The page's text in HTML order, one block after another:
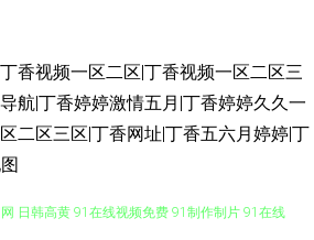
香视频一区二区|丁香视频一区二区三
航|丁香婷婷激情五月|丁香婷婷久久一
二区三区|丁香网址|丁香五六月婷婷|丁